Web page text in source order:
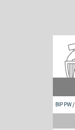
BIP PW/